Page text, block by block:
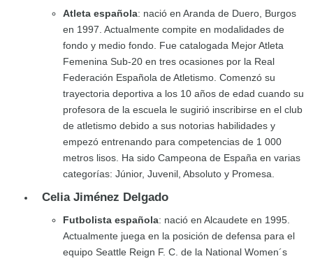
Atleta española: nació en Aranda de Duero, Burgos
en 1997. Actualmente compite en modalidades de
fondo y medio fondo. Fue catalogada Mejor Atleta
Femenina Sub-20 en tres ocasiones por la Real
Federación Española de Atletismo. Comenzó su
trayectoria deportiva a los 10 años de edad cuando su
profesora de la escuela le sugirió inscribirse en el club
de atletismo debido a sus notorias habilidades y
empezó entrenando para competencias de 1 000
metros lisos. Ha sido Campeona de España en varias
categorías: Júnior, Juvenil, Absoluto y Promesa.
Celia Jiménez Delgado
Futbolista española: nació en Alcaudete en 1995.
Actualmente juega en la posición de defensa para el
equipo Seattle Reign F. C. de la National Women´s